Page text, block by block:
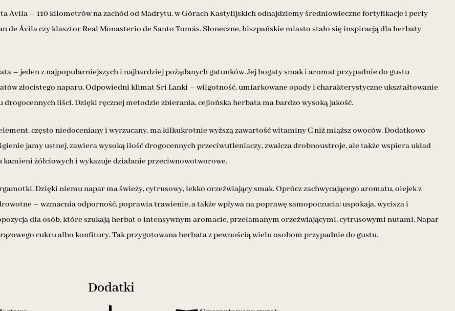
Avila – 110 kilometrów na zachód od Madrytu, w Górach Kastylijskich odnajdziemy średniowieczne fortyfikacje i perły
de Ávila czy klasztor Real Monasterio de Santo Tomás. Słoneczne, hiszpańskie miasto stało się inspiracją dla herbaty
– jeden z najpopularniejszych i najbardziej pożądanych gatunków. Jej bogaty smak i aromat przypadnie do gustu
złocistego naparu. Odpowiedni klimat Sri Lanki – wilgotność, umiarkowane opady i charakterystyczne ukształtowanie
liści. Dzięki ręcznej metodzie zbierania, cejlońska herbata ma bardzo wysoką jakość.
często niedoceniany i wyrzucany, ma kilkukrotnie wyższą zawartość witaminy C niż miąższ owoców. Dodatkowo
jamy ustnej, zawiera wysoką ilość drogocennych przeciwutleniaczy, zwalcza drobnoustroje, ale także wspiera układ
żółciowych i wykazuje działanie przeciwnowotworowe.
Dzięki niemu napar ma świeży, cytrusowy, lekko orzeźwiający smak. Oprócz zachwycającego aromatu, olejek z
– wzmacnia odporność, poprawia trawienie, a także wpływa na poprawę samopoczucia: uspokaja, wycisza i
dla osób, które szukają herbat o intensywnym aromacie, przełamanym orzeźwiającymi, cytrusowymi nutami. Napar
cukru albo konfitury. Tak przygotowana herbata z pewnością wielu osobom przypadnie do gustu.
Dodatki